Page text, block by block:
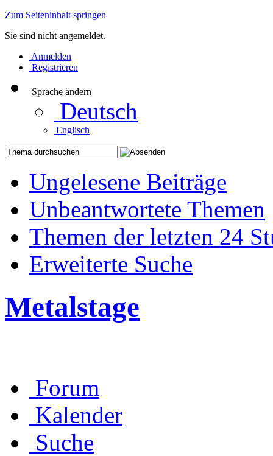
Zum Seiteninhalt springen
Sie sind nicht angemeldet.
Anmelden
Registrieren
Sprache ändern
Deutsch
Englisch
Ungelesene Beiträge
Unbeantwortete Themen
Themen der letzten 24
Erweiterte Suche
Metalstage
Forum
Kalender
Suche